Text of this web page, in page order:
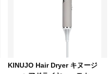
KINUJO Hair Dryer キヌージ